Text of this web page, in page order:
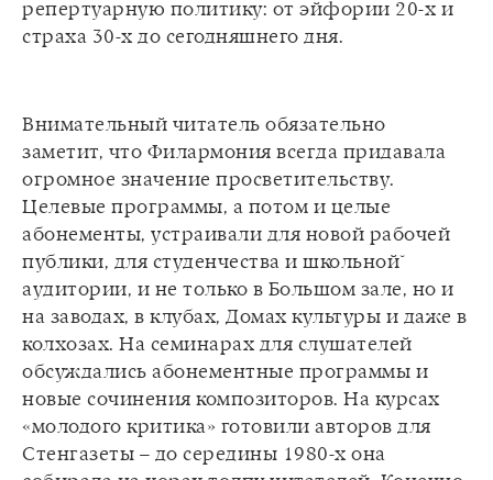
репертуарную политику: от эйфории 20-х и
Внимательный читатель обязательно
заметит, что Филармония всегда придавала
огромное значение просветительству.
Целевые программы, а потом и целые
абонементы, устраивали для новой рабочей
публики, для студенчества и школьной̆
аудитории, и не только в Большом зале, но и
на заводах, в клубах, Домах культуры и даже в
колхозах. На семинарах для слушателей
обсуждались абонементные программы и
новые сочинения композиторов. На курсах
«молодого критика» готовили авторов для
Стенгазеты – до середины 1980-х она